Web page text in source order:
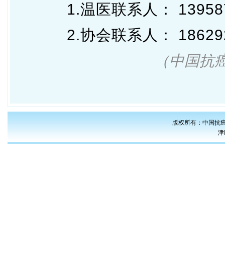
1.温医联系人：
2.协会联系人：
（中国
版权所有：中国抗